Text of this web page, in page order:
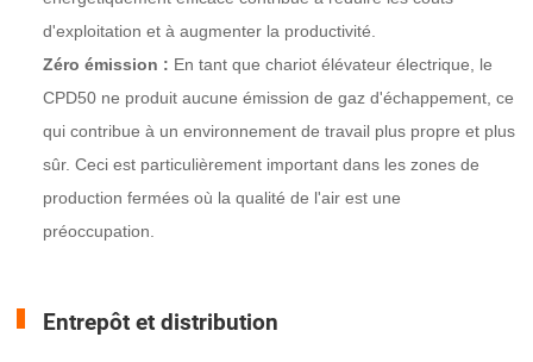
d'exploitation et à augmenter la productivité.
Zéro émission : En tant que chariot élévateur électrique, le
CPD50 ne produit aucune émission de gaz d'échappement, ce
qui contribue à un environnement de travail plus propre et plus
sûr. Ceci est particulièrement important dans les zones de
production fermées où la qualité de l'air est une
préoccupation.
Entrepôt et distribution